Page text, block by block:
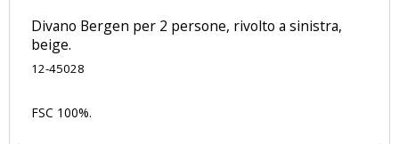
Divano Bergen per 2 persone, rivolto a sinistra,
beige.
12-45028
FSC 100%.